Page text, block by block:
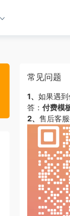
常见问题
1、 如果遇
答： 付费模
2、 售后客